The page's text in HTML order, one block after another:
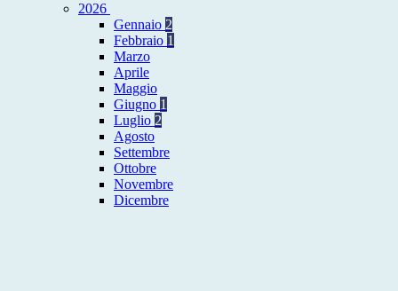
2026
Gennaio 2
Febbraio 1
Marzo
Aprile
Maggio
Giugno 1
Luglio 2
Agosto
Settembre
Ottobre
Novembre
Dicembre